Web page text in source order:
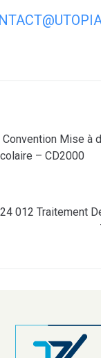
Mise à
– CD2000
012 Traitement